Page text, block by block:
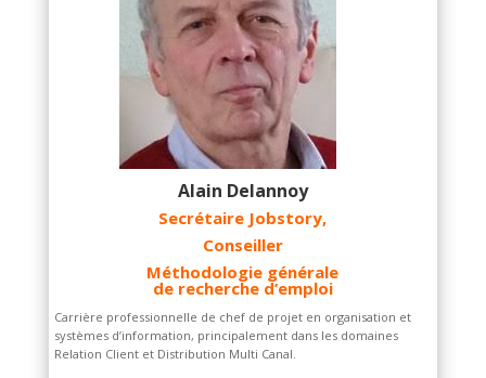
Alain Delannoy
Secrétaire Jobstory,
Conseiller
Méthodologie générale
de recherche d’emploi
Carrière professionnelle de chef de projet en organisation et
systèmes d’information, principalement dans les domaines
Relation Client et Distribution Multi Canal.